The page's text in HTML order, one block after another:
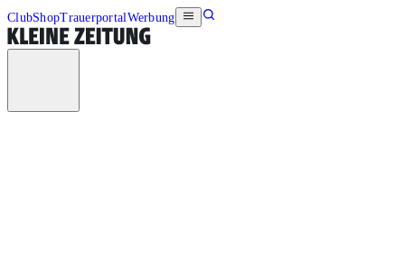
ClubShopTrauerportalWerbung